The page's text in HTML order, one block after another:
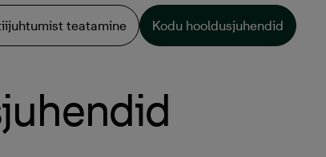
teatamine Kodu hooldusjuhendid